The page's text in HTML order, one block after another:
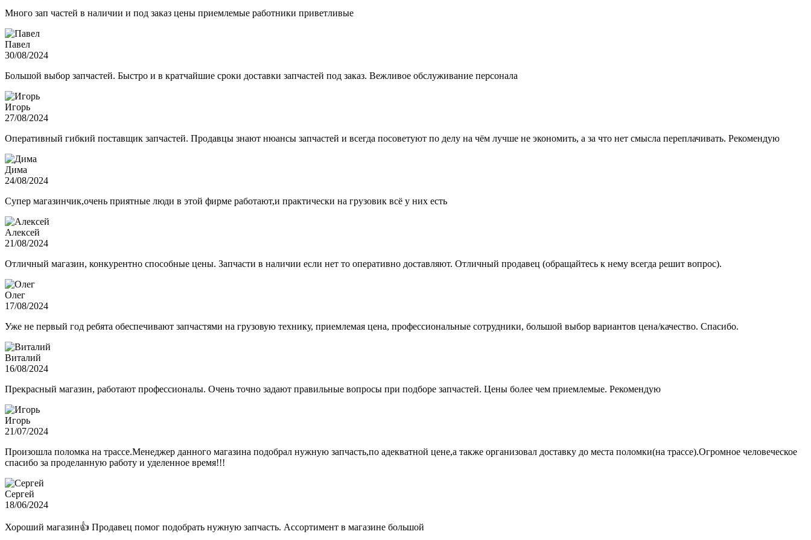
Много зап частей в наличии и под заказ цены приемлемые работники приветливые
Павел
30/08/2024
Большой выбор запчастей. Быстро и в кратчайшие сроки доставки запчастей под заказ. Вежливое обслуживание персонала
Игорь
27/08/2024
Оперативный гибкий поставщик запчастей. Продавцы знают нюансы запчастей и всегда посоветуют по делу на чём лучше не экономить, а за что нет смысла переплачивать. Рекомендую
Дима
24/08/2024
Супер магазинчик,очень приятные люди в этой фирме работают,и практически на грузовик всё у них есть
Алексей
21/08/2024
Отличный магазин, конкурентно способные цены. Запчасти в наличии если нет то оперативно доставляют. Отличный продавец (обращайтесь к нему всегда решит вопрос).
Олег
17/08/2024
Уже не первый год ребята обеспечивают запчастями на грузовую технику, приемлемая цена, профессиональные сотрудники, большой выбор вариантов цена/качество. Спасибо.
Виталий
16/08/2024
Прекрасный магазин, работают профессионалы. Очень точно задают правильные вопросы при подборе запчастей. Цены более чем приемлемые. Рекомендую
Игорь
21/07/2024
Произошла поломка на трассе.Менеджер данного магазина подобрал нужную запчасть,по адекватной цене,а также организовал доставку до места поломки(на трассе).Огромное человеческое
спасибо за проделанную работу и уделенное время!!!
Сергей
18/06/2024
Хороший магазин👍 Продавец помог подобрать нужную запчасть. Ассортимент в магазине большой